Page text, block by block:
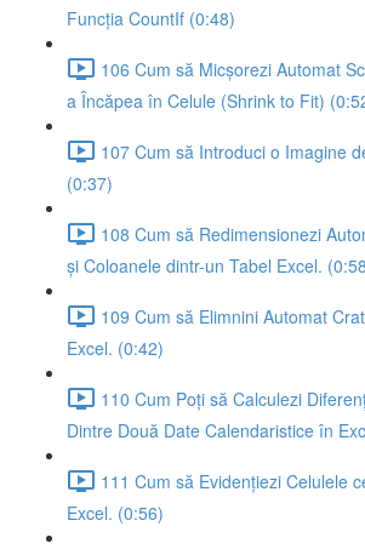
Funcția CountIf (0:48)
106 Cum să Micșorezi Automat
a Încăpea în Celule (Shrink to Fit)
107 Cum să Introduci o Imagine
(0:37)
108 Cum să Redimensionezi
și Coloanele dintr-un Tabel Excel.
109 Cum să Elimnini Automat
Excel. (0:42)
110 Cum Poți să Calculezi
Dintre Două Date Calendaristice în
111 Cum să Evidențiezi Celulele
Excel. (0:56)